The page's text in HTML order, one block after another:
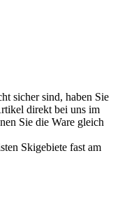
sicher sind, haben Sie
direkt bei uns im
Sie die Ware gleich
Skigebiete fast am